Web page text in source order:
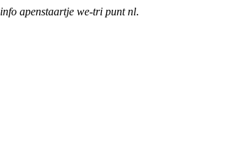
info apenstaartje we-tri punt nl.